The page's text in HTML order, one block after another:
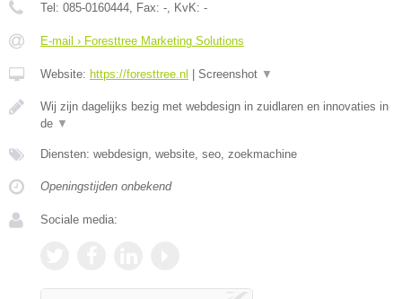
Tel: 085-0160444, Fax: -, KvK: -
E-mail › Foresttree Marketing Solutions
Website: https://foresttree.nl Screenshot ▼
Wij zijn dagelijks bezig met webdesign in zuidlaren en innovaties in
de ▼
Diensten: webdesign, website, seo, zoekmachine
Openingstijden onbekend
Sociale media: